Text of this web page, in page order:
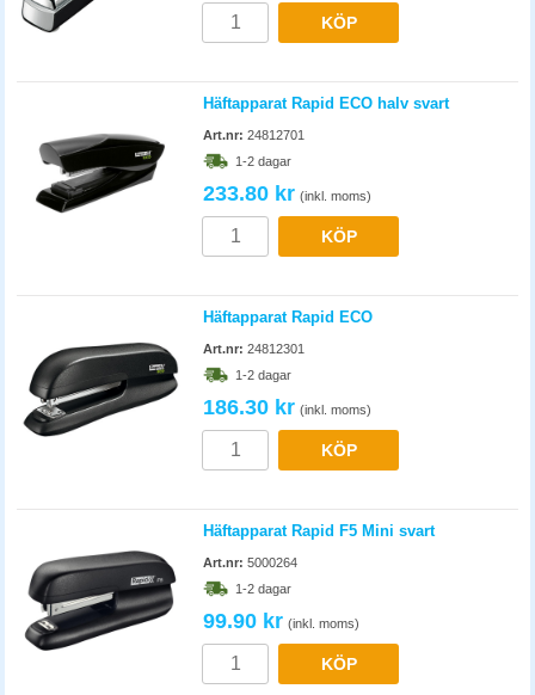
KÖP
Häftapparat Rapid ECO halv svart
Art.nr: 24812701
1-2 dagar
233.80 kr (inkl. moms)
KÖP
Häftapparat Rapid ECO
Art.nr: 24812301
1-2 dagar
186.30 kr (inkl. moms)
KÖP
Häftapparat Rapid F5 Mini svart
Art.nr: 5000264
1-2 dagar
99.90 kr (inkl. moms)
KÖP